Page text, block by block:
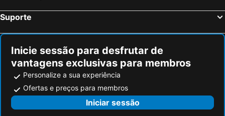
Suporte
Inicie sessão para desfrutar de
vantagens exclusivas para membros
Personalize a sua experiência
Ofertas e preços para membros
Iniciar sessão